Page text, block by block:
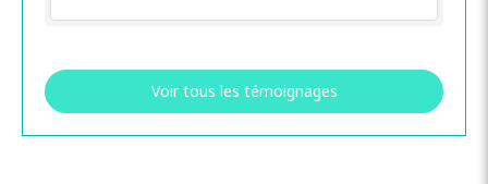
Voir tous les témoignages